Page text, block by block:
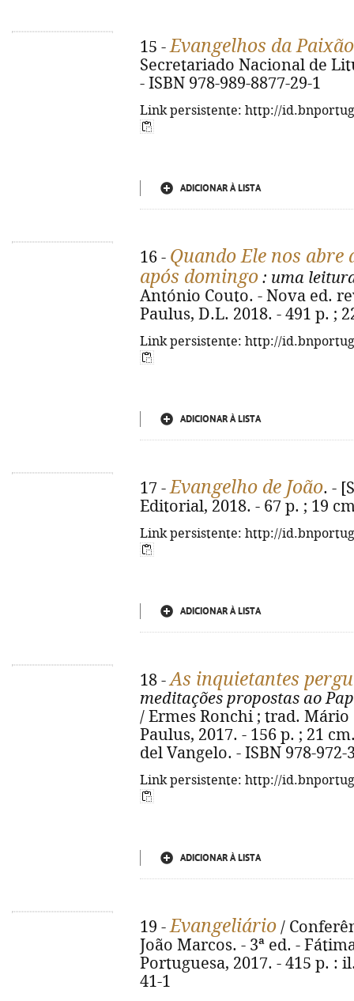
15 -Evangelhos da Paixão
Secretariado Nacional de
- ISBN 978-989-8877-29-1
Link persistente: http://
ADICIONAR À LISTA
16 - Quando Ele nos
após domingo : uma
António Couto. - Nova ed.
Paulus, D.L. 2018. - 491 p. ;
Link persistente: http://
ADICIONAR À LISTA
17 -Evangelho de João. -
Editorial, 2018. - 67 p. ; 19
Link persistente: http://
ADICIONAR À LISTA
18 -As inquietantes
meditações propostas ao
/ Ermes Ronchi ; trad. Mário
Paulus, 2017. - 156 p. ; 21
del Vangelo. - ISBN 978-972-
Link persistente: http://
ADICIONAR À LISTA
19 -Evangeliário /
João Marcos. - 3ª ed. -
Portuguesa, 2017. - 415 p. :
41-1